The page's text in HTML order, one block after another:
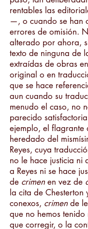
rentables las
—, o cuando se han
errores de omisión.
alterado por ahora,
texto de ninguna de
extraídas de obras
original o en
que se hace
aun cuando su
menudo el caso, no
parecido
ejemplo, el flagrante
heredado del
Reyes, cuya
no le hace justicia ni
a Reyes ni se hace
de crimen en vez de
la cita de Chesterton
conexos, crimen de
que no hemos tenido
que corregir, o la